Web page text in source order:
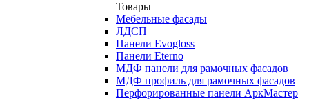
Товары
Мебельные фасады
ЛДСП
Панели Evogloss
Панели Eterno
МДФ панели для рамочных фасадов
МДФ профиль для рамочных фасадов
Перфорированные панели АркМастер